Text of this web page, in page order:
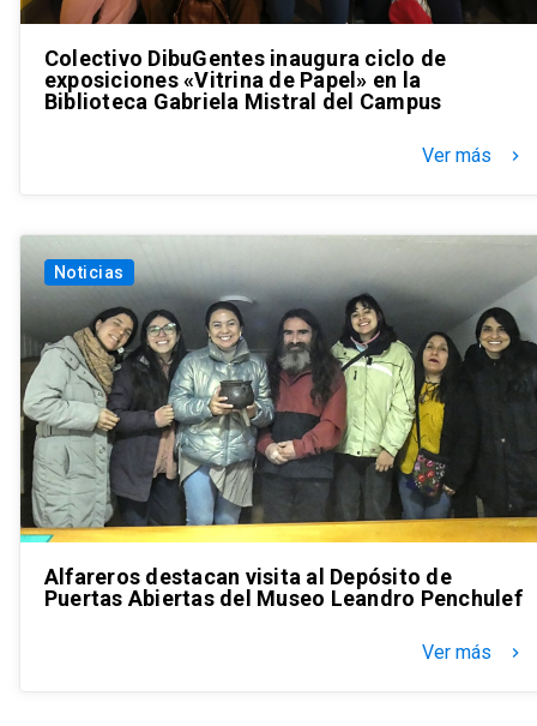
Colectivo DibuGentes inaugura ciclo de
exposiciones «Vitrina de Papel» en la
Biblioteca Gabriela Mistral del Campus
Ver más keyboard_arrow_right
Noticias
Alfareros destacan visita al Depósito de
Puertas Abiertas del Museo Leandro Penchulef
Ver más keyboard_arrow_right